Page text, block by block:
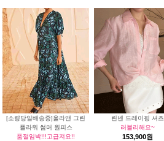
[소량당일배송중]울라앤 그린
플라워 썸머 원피스
품절임박!!!고급져요!!
린넨 드레이핑 셔츠
러블리해요~
153,900원